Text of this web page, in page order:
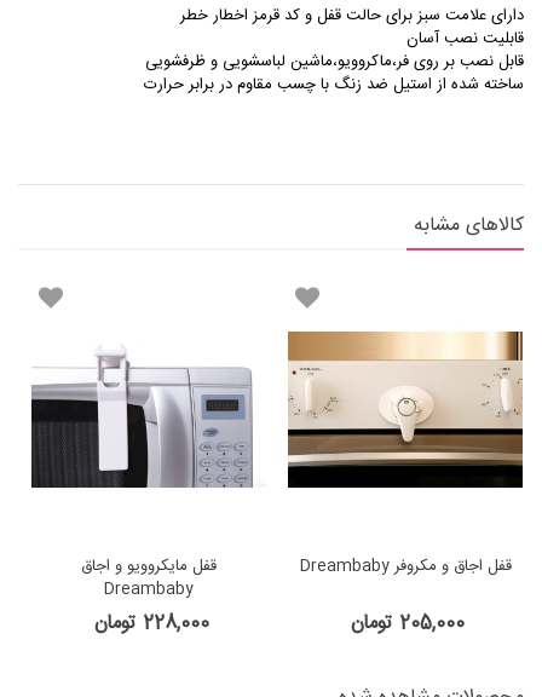
دارای علامت سبز برای حالت قفل و کد قرمز اخطار خطر
قابلیت نصب آسان
قابل نصب بر روی فر،ماکروویو،ماشین لباسشویی و ظرفشویی
ساخته شده از استیل ضد زنگ با چسب مقاوم در برابر حرارت
کالاهای مشابه
قفل اجاق و مکروفر Dreambaby
205,000 تومان
قفل مایکروویو و اجاق
Dreambaby
228,000 تومان